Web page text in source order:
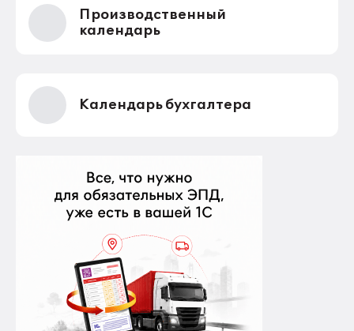
Производственный
календарь
Календарь бухгалтера